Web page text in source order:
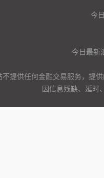
今
今日最新
不提供任何金融交易服务，提
因信息残缺、延时